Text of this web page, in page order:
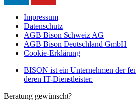
Impressum
Datenschutz
AGB Bison Schweiz AG
AGB Bison Deutschland GmbH
Cookie-Erklärung
BISON ist ein Unternehmen der
deren IT-Dienstleister.
Beratung gewünscht?